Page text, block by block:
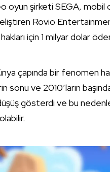
oyun şirketi SEGA, mobil
Rovio
için 1 milyar dolar
çapında bir fenomen
sonu ve 2010’ların
gösterdi ve bu